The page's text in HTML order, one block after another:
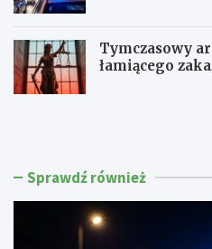
Tymczasowy
łamiącego
C
e
P
j Sprawdź również